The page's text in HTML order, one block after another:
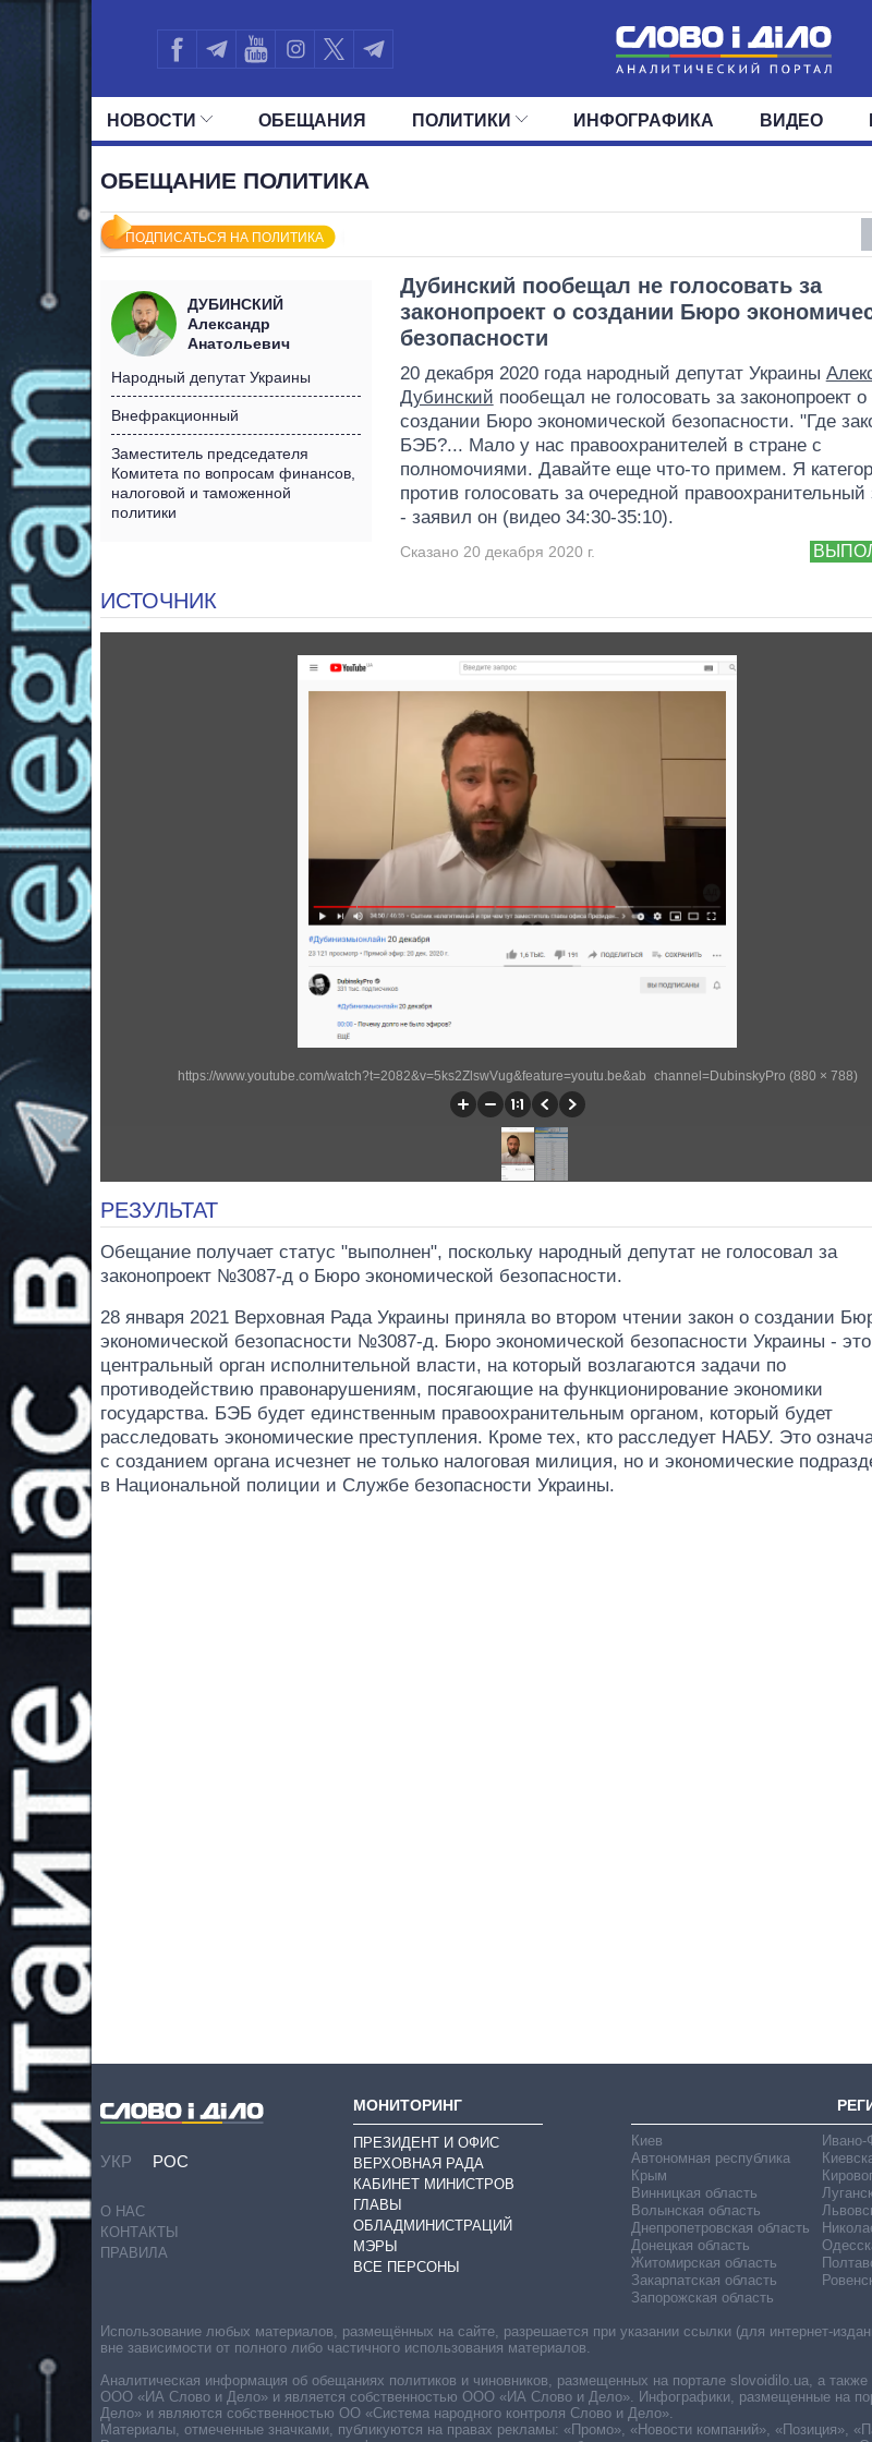
НОВОСТИ ОБЕЩАНИЯ ПОЛИТИКИ ИНФОГРАФИКА ВИДЕО
ОБЕЩАНИЕ ПОЛИТИКА
ПОДПИСАТЬСЯ НА ПОЛИТИКА
ДУБИНСКИЙ
Александр
Анатольевич
Народный депутат Украины
Внефракционный
Заместитель председателя
Комитета по вопросам финансов,
налоговой и таможенной
политики
Дубинский пообещал не голосовать за
законопроект о создании Бюро
безопасности
20 декабря 2020 года народный депутат Украины
Дубинский пообещал не голосовать за законопроект о
создании Бюро экономической безопасности. "Где
БЭБ?... Мало у нас правоохранителей в стране с
полномочиями. Давайте еще что-то примем. Я
против голосовать за очередной правоохранительный
- заявил он (видео 34:30-35:10).
Сказано 20 декабря 2020 г.
ИСТОЧНИК
https://www.youtube.com/watch?t=2082&v=5ks2ZlswVug&feature=youtu.be&ab_channel=DubinskyPro (880 × 788)
РЕЗУЛЬТАТ
Обещание получает статус "выполнен", поскольку народный депутат не голосовал за
законопроект №3087-д о Бюро экономической безопасности.
28 января 2021 Верховная Рада Украины приняла во втором чтении закон о создании
экономической безопасности №3087-д. Бюро экономической безопасности Украины - это
центральный орган исполнительной власти, на который возлагаются задачи по
противодействию правонарушениям, посягающие на функционирование экономики
государства. БЭБ будет единственным правоохранительным органом, который будет
расследовать экономические преступления. Кроме тех, кто расследует НАБУ. Это
с созданием органа исчезнет не только налоговая милиция, но и экономические
в Национальной полиции и Службе безопасности Украины.
УКР РОС
О НАС
КОНТАКТЫ
ПРАВИЛА
МОНИТОРИНГ
ПРЕЗИДЕНТ И ОФИС
ВЕРХОВНАЯ РАДА
КАБИНЕТ МИНИСТРОВ
ГЛАВЫ
ОБЛАДМИНИСТРАЦИЙ
МЭРЫ
ВСЕ ПЕРСОНЫ
Киев
Автономная республика
Крым
Винницкая область
Волынская область
Днепропетровская область
Донецкая область
Житомирская область
Закарпатская область
Запорожская область
Ивано-
Использование любых материалов, размещённых на сайте, разрешается при указании ссылки (для интернет-
вне зависимости от полного либо частичного использования материалов.
Аналитическая информация об обещаниях политиков и чиновников, размещенных на портале slovoidilo.ua, а
ООО «ИА Слово и Дело» и является собственностью ООО «ИА Слово и Дело». Инфографики, размещенные на
Дело» и являются собственностью ОО «Система народного контроля Слово и Дело».
Материалы, отмеченные значками, публикуются на правах рекламы: «Промо», «Новости компаний», «Позиция»,